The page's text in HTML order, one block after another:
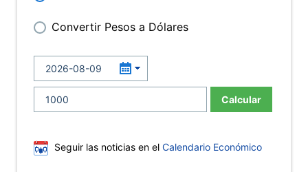
Convertir Pesos a Dólares
Calcular
Seguir las noticias en el Calendario Económico